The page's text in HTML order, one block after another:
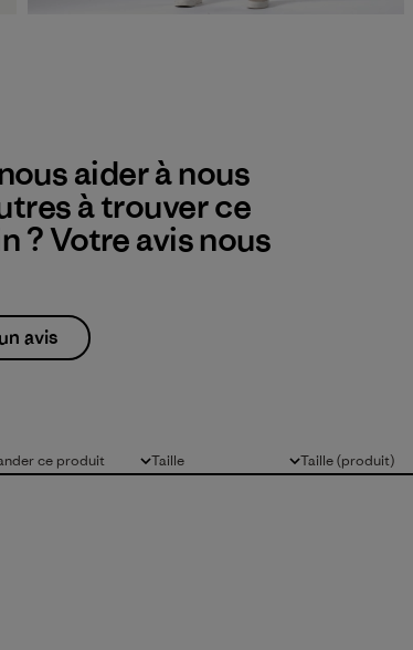
aider à nous
à trouver ce
? Votre avis nous
avis
ce produit Taille
Tous Taille (produit)
Tous